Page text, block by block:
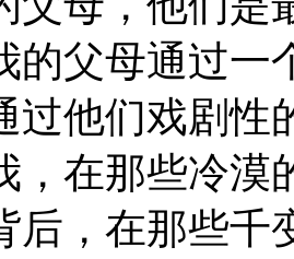
的父母通过一
过他们戏剧性
，在那些冷漠
后，在那些千